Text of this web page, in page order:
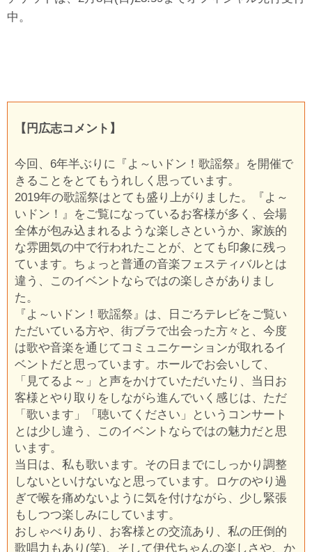
中。
【円広志コメント】
今回、6年半ぶりに『よ～いドン！歌謡祭』を開催で
きることをとてもうれしく思っています。
2019年の歌謡祭はとても盛り上がりました。『よ～
いドン！』をご覧になっているお客様が多く、会場
全体が包み込まれるような楽しさというか、家族的
な雰囲気の中で行われたことが、とても印象に残っ
ています。ちょっと普通の音楽フェスティバルとは
違う、このイベントならではの楽しさがありまし
た。
『よ～いドン！歌謡祭』は、日ごろテレビをご覧い
ただいている方や、街ブラで出会った方々と、今度
は歌や音楽を通じてコミュニケーションが取れるイ
ベントだと思っています。ホールでお会いして、
「見てるよ～」と声をかけていただいたり、当日お
客様とやり取りをしながら進んでいく感じは、ただ
「歌います」「聴いてください」というコンサート
とは少し違う、このイベントならではの魅力だと思
います。
当日は、私も歌います。その日までにしっかり調整
しないといけないなと思っています。ロケのやり過
ぎで喉を痛めないように気を付けながら、少し緊張
もしつつ楽しみにしています。
おしゃべりあり、お客様との交流あり、私の圧倒的
歌唱力もあり(笑)、そして伊代ちゃんの楽しさや、か